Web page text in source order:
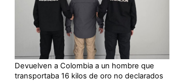
Devuelven a Colombia a un hombre que
transportaba 16 kilos de oro no declarados